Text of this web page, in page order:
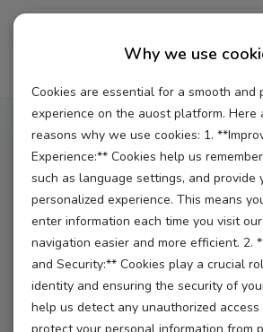
Why we use
Cookies are essential for a smooth and
experience on the auost platform. Here
reasons why we use cookies: 1.
Experience:** Cookies help us
such as language settings, and provide
personalized experience. This means
enter information each time you visit
navigation easier and more efficient. 2.
and Security:** Cookies play a crucial
identity and ensuring the security of
help us detect any unauthorized
TOP AU PAIR DESTINATIONS
Spain
United Kingdom